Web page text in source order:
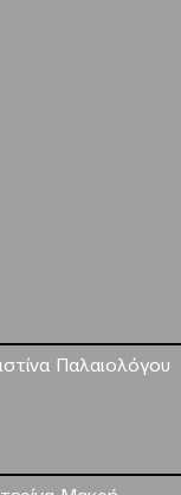
Παλαιολόγου